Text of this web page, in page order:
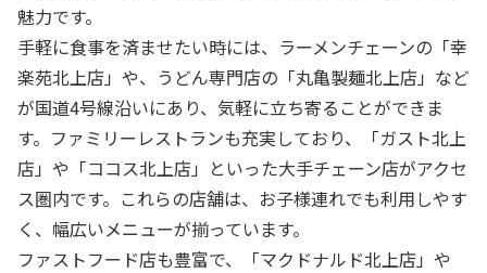
魅力です。
手軽に食事を済ませたい時には、ラーメンチェーンの「幸
楽苑北上店」や、うどん専門店の「丸亀製麺北上店」など
が国道4号線沿いにあり、気軽に立ち寄ることができま
す。ファミリーレストランも充実しており、「ガスト北上
店」や「ココス北上店」といった大手チェーン店がアクセ
ス圏内です。これらの店舗は、お子様連れでも利用しやす
く、幅広いメニューが揃っています。
ファストフード店も豊富で、「マクドナルド北上店」や